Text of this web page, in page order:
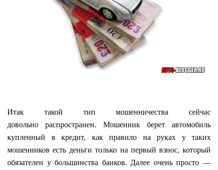
Итак такой тип мошенничества сейчас
довольно распространен. Мошенник берет автомобиль
купленный в кредит, как правило на руках у таких
мошенников есть деньги только на первый взнос, который
обязателен у большинства банков. Далее очень просто —